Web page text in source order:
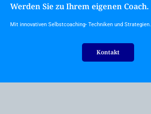
Werden Sie zu Ihrem eigenen Coach.
Mit innovativen Selbstcoaching- Techniken und Strategien.
Kontakt